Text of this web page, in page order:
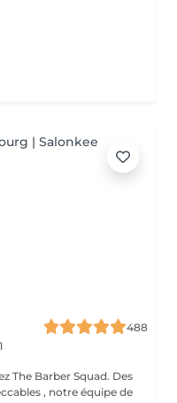
488
The Barber Squad. Des
, notre équipe de